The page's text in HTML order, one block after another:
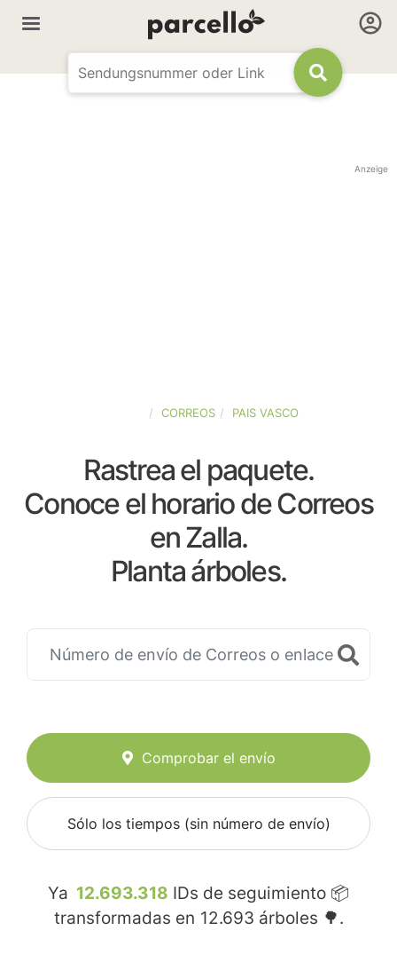
Anzeige
CORREOS PAIS VASCO
Rastrea el paquete.
Conoce el horario de Correos
en Zalla.
Planta árboles.
Comprobar el envío
Sólo los tiempos (sin número de envío)
Ya 12.693.318 IDs de seguimiento 📦
transformadas en 12.693 árboles 🌳.